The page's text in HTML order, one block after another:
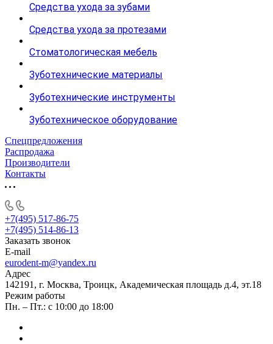
Средства ухода за зубами
Средства ухода за протезами
Стоматологическая мебель
Зуботехнические материалы
Зуботехнические инструменты
Зуботехническое оборудование
Спецпредложения
Распродажа
Производители
Контакты
+7(495) 517-86-75
+7(495) 514-86-13
Заказать звонок
E-mail
eurodent-m@yandex.ru
Адрес
142191, г. Москва, Троицк, Академическая площадь д.4, эт.18
Режим работы
Пн. – Пт.: с 10:00 до 18:00